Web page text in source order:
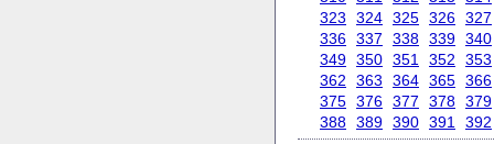
323
324 325 326 327
336 337 338 339 340
349 350 351 352
353
362
363 364 365 366
375 376 377 378 379
388 389 390 391 392